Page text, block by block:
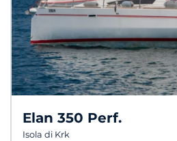
Elan 350 Perf.
Isola di Krk